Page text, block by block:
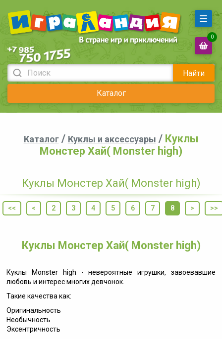
Найти
Каталог
0
Каталог/ Куклы и аксессуары / Куклы
Монстер Хай( Monster high)
Куклы Монстер Хай( Monster high)
<< < 2 3 4 5 6 7 8 > >>
Куклы Монстер Хай( Monster high)
Куклы Monster high - невероятные игрушки, завоевавшие
любовь и интерес многих девчонок.
Такие качества как:
Оригинальность
Необычность
Эксентричность